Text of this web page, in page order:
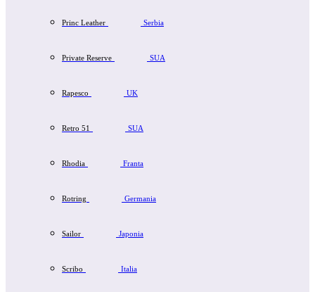
Princ Leather Serbia
Private Reserve SUA
Rapesco UK
Retro 51 SUA
Rhodia Franta
Rotring Germania
Sailor Japonia
Scribo Italia